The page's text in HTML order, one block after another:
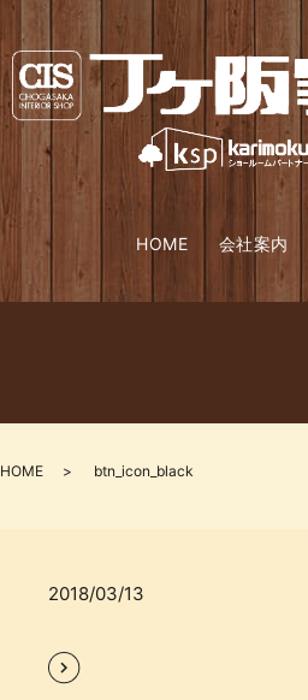
HOME 会社案内
HOME btn_icon_black
2018/03/13